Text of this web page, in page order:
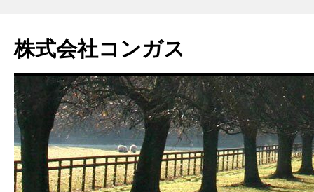
テ
ン
へ
ス
キ
ッ
プ
株式会社コンガス